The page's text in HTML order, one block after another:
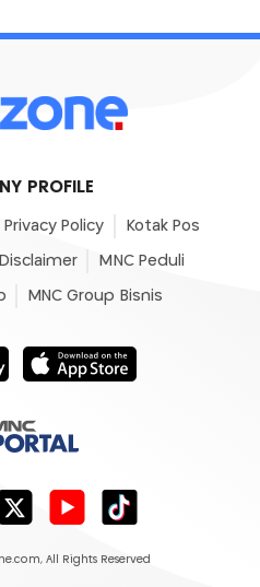
PROFILE
Privacy Policy Kotak Pos
Disclaimer MNC Peduli
MNC Group Bisnis
, All Rights Reserved